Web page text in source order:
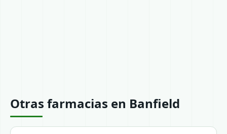
Otras farmacias en Banfield